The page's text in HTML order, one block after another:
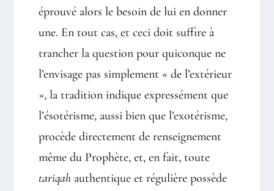
éprouvé alors le besoin de lui en donner
une. En tout cas, et ceci doit suffire à
trancher la question pour quiconque ne
l’envisage pas simplement « de l’extérieur
», la tradition indique expressément que
l’ésotérisme, aussi bien que l’exotérisme,
procède directement de renseignement
même du Prophète, et, en fait, toute
tariqahauthentique et régulière possède